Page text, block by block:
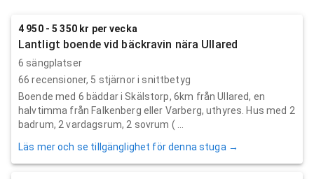
4 950 - 5 350 kr per vecka
Lantligt boende vid bäckravin nära Ullared
6 sängplatser
66 recensioner, 5 stjärnor i snittbetyg
Boende med 6 bäddar i Skälstorp, 6km från Ullared, en
halvtimma från Falkenberg eller Varberg, uthyres. Hus med 2
badrum, 2 vardagsrum, 2 sovrum ( ...
Läs mer och se tillgänglighet för denna stuga →